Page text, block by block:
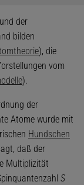
der
bilden
), die
vom
).
der
Atome wurde mit
Hundschen
daß der
Multiplizität
S